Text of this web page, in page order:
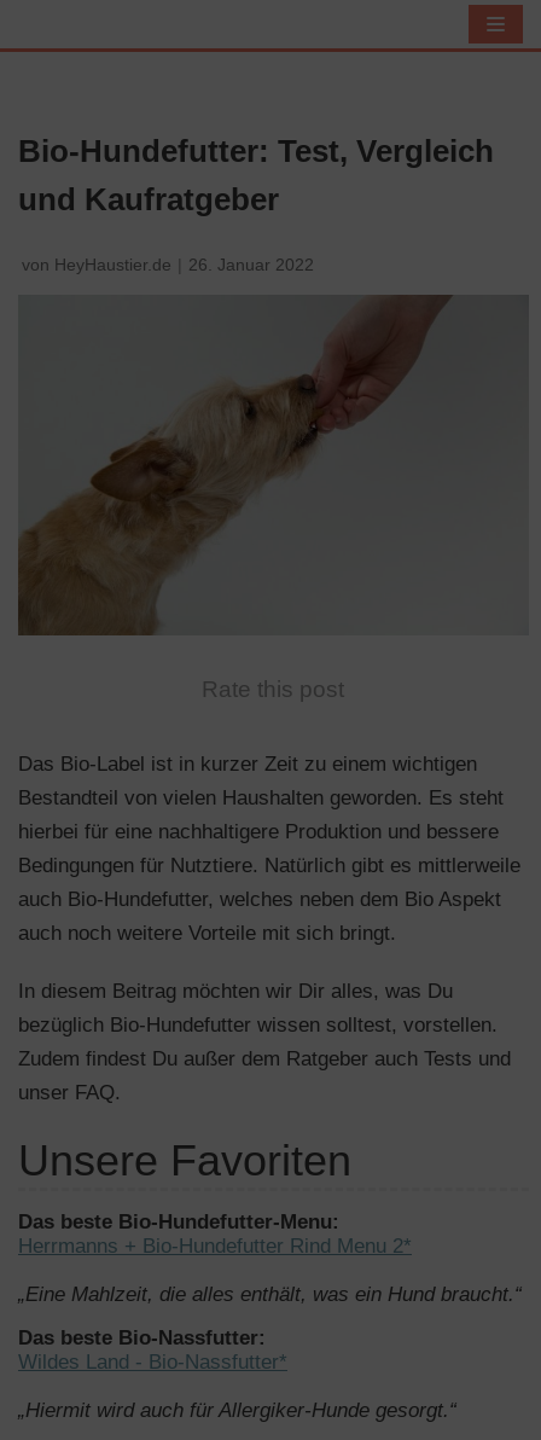
n
h
l
e
Bio-Hundefutter: Test, Vergleich
und Kaufratgeber
von HeyHaustier.de 26. Januar 2022
Rate this post
Das Bio-Label ist in kurzer Zeit zu einem wichtigen
Bestandteil von vielen Haushalten geworden. Es steht
hierbei für eine nachhaltigere Produktion und bessere
Bedingungen für Nutztiere. Natürlich gibt es mittlerweile
auch Bio-Hundefutter, welches neben dem Bio Aspekt
auch noch weitere Vorteile mit sich bringt.
In diesem Beitrag möchten wir Dir alles, was Du
bezüglich Bio-Hundefutter wissen solltest, vorstellen.
Zudem findest Du außer dem Ratgeber auch Tests und
unser FAQ.
Unsere Favoriten
Das beste Bio-Hundefutter-Menu:
Herrmanns + Bio-Hundefutter Rind Menu 2*
„Eine Mahlzeit, die alles enthält, was ein Hund braucht.“
Das beste Bio-Nassfutter:
Wildes Land - Bio-Nassfutter*
„Hiermit wird auch für Allergiker-Hunde gesorgt.“